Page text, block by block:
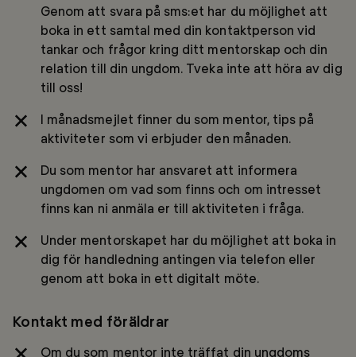
Genom att svara på sms:et har du möjlighet att
boka in ett samtal med din kontaktperson vid
tankar och frågor kring ditt mentorskap och din
relation till din ungdom. Tveka inte att höra av dig
till oss!
I månadsmejlet finner du som mentor, tips på
aktiviteter som vi erbjuder den månaden.
Du som mentor har ansvaret att informera
ungdomen om vad som finns och om intresset
finns kan ni anmäla er till aktiviteten i fråga.
Under mentorskapet har du möjlighet att boka in
dig för handledning antingen via telefon eller
genom att boka in ett digitalt möte.
Kontakt med föräldrar
Om du som mentor inte träffat din ungdoms